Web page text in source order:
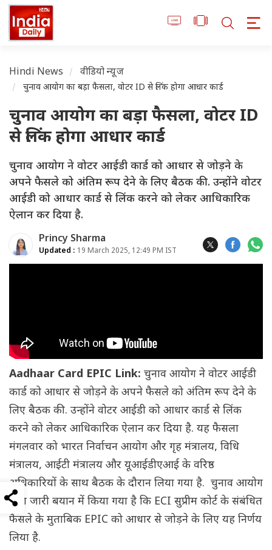
Hindi News वीडियो न्यूज
चुनाव आयोग का बड़ा फैसला, वोटर ID से लिंक होगा आधार कार्ड
चुनाव आयोग का बड़ा फैसला, वोटर ID
से लिंक होगा आधार कार्ड
चुनाव आयोग ने वोटर आईडी कार्ड को आधार से जोड़ने के
अपने फैसले को अंतिम रूप देने के लिए बैठक की. उन्होंने वोटर
आईडी को आधार कार्ड से लिंक करने को लेकर आधिकारिक
ऐलान कर दिया है.
Princy Sharma
Updated : 19 March 2025, 12:49 PM IST
Aadhaar Card EPIC Link: चुनाव आयोग ने वोटर आईडी
कार्ड को आधार से जोड़ने के अपने फैसले को अंतिम रूप देने के
लिए बैठक की. उन्होंने वोटर आईडी को आधार कार्ड से लिंक
करने को लेकर आधिकारिक ऐलान कर दिया है. यह फैसला
मंगलवार को भारत निर्वाचन आयोग और गृह मंत्रालय, विधि
मंत्रालय, आईटी मंत्रालय और यूआईडीएआई के वरिष्ठ
अधिकारियों के साथ बैठक के दौरान लिया गया है. चुनाव आयोग
द्वारा जारी बयान में किया गया है कि ECI सुप्रीम कोर्ट के संबंधित
फैसले के मुताबिक EPIC को आधार से जोड़ने के लिए यह निर्णय
लिया है.